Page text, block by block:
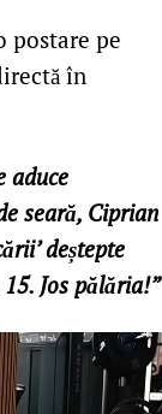
postare pe
în
aduce
seară, Ciprian
deștepte
Jos pălăria!”